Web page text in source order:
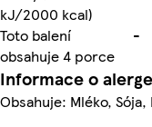
kJ/2000 kcal)
Toto balení
obsahuje 4 porce
-
Informace o
Obsahuje: Mléko, Sója,